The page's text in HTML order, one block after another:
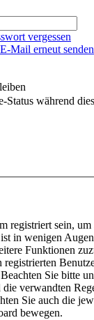
vergessen
Mail erneut senden
Status während
registriert sein,
in wenigen
Funktionen
Sie bitte
verwandten
Sie auch die
bewegen.